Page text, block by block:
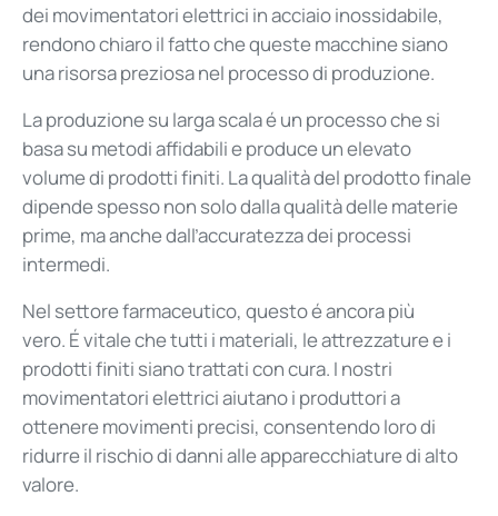
dei movimentatori elettrici in acciaio inossidabile,
rendono chiaro il fatto che queste macchine siano
una risorsa preziosa nel processo di produzione.
La produzione su larga scala é un processo che si
basa su metodi affidabili e produce un elevato
volume di prodotti finiti. La qualità del prodotto finale
dipende spesso non solo dalla qualità delle materie
prime, ma anche dall’accuratezza dei processi
intermedi.
Nel settore farmaceutico, questo é ancora più
vero. É vitale che tutti i materiali, le attrezzature e i
prodotti finiti siano trattati con cura. I nostri
movimentatori elettrici aiutano i produttori a
ottenere movimenti precisi, consentendo loro di
ridurre il rischio di danni alle apparecchiature di alto
valore.